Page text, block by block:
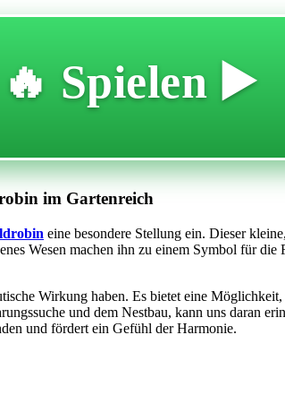
🔥 Spielen ▶️
im Gartenreich
eine besondere Stellung ein. Dieser
Wesen machen ihn zu einem Symbol für
Wirkung haben. Es bietet eine
und dem Nestbau, kann uns daran
und fördert ein Gefühl der Harmonie.